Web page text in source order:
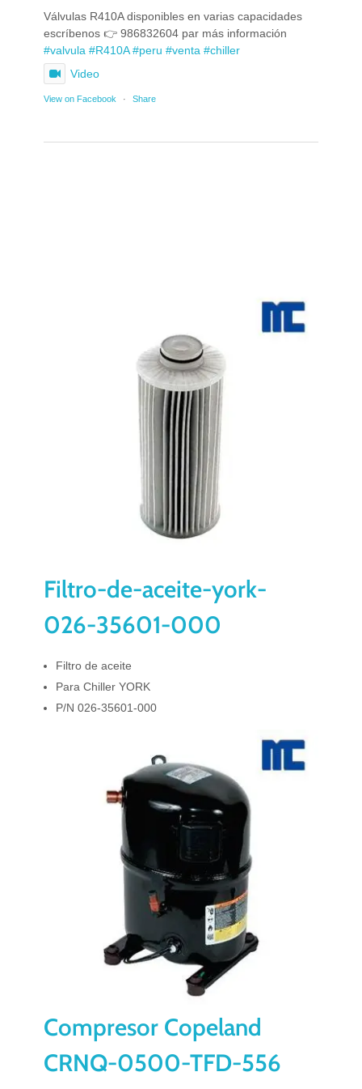
Válvulas R410A disponibles en varias capacidades
escríbenos 👉 986832604 par más información
#valvula #R410A #peru #venta #chiller
Video
View on Facebook · Share
Filtro-de-aceite-york-
026-35601-000
Filtro de aceite
Para Chiller YORK
P/N 026-35601-000
Compresor Copeland
CRNQ-0500-TFD-556